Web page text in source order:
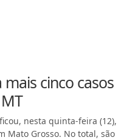
cinco casos
nesta quinta-feira (12),
Mato Grosso. No total, são